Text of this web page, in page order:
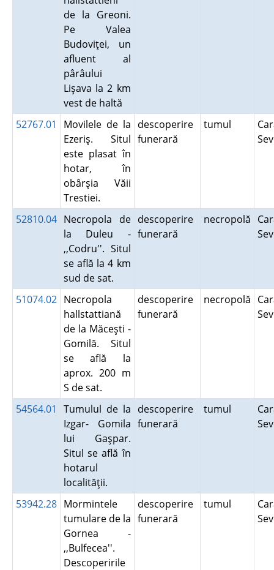
de la Greoni.
Pe Valea
Budoviţei, un
afluent al
pârâului
Lişava la 2 km
vest de haltă
52767.01
Movilele de la
Ezeriş. Situl
este plasat în
hotar, în
obârşia Văii
Trestiei.
descoperire
funerară
tumul
52810.04 Necropola de
la Duleu -
,,Codru''. Situl
se află la 4 km
sud de sat.
descoperire
funerară
necropolă
51074.02 Necropola
hallstattiană
de la Măceşti -
Gomilă. Situl
se află la
aprox. 200 m
S de sat.
descoperire
funerară
necropolă
54564.01
Tumulul de la
Izgar- Gomila
lui Gaşpar.
Situl se află în
hotarul
localităţii.
descoperire
funerară
tumul
53942.28 Mormintele
tumulare de la
Gornea -
,,Bulfecea''.
Descoperirile
descoperire
funerară
tumul